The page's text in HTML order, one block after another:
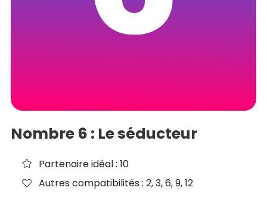
Nombre 6 : Le séducteur
Partenaire idéal : 10
Autres compatibilités : 2, 3, 6, 9, 12